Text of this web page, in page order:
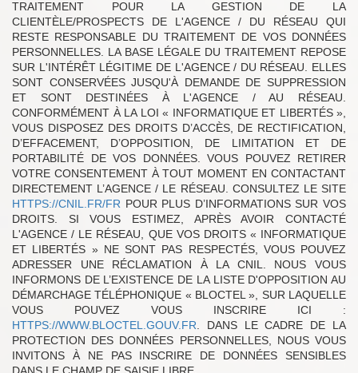
TRAITEMENT POUR LA GESTION DE LA
CLIENTÈLE/PROSPECTS DE L'AGENCE / DU RÉSEAU QUI
RESTE RESPONSABLE DU TRAITEMENT DE VOS DONNÉES
PERSONNELLES. LA BASE LÉGALE DU TRAITEMENT REPOSE
SUR L'INTÉRÊT LÉGITIME DE L'AGENCE / DU RÉSEAU. ELLES
SONT CONSERVÉES JUSQU'À DEMANDE DE SUPPRESSION
ET SONT DESTINÉES À L'AGENCE / AU RÉSEAU.
CONFORMÉMENT À LA LOI « INFORMATIQUE ET LIBERTÉS »,
VOUS DISPOSEZ DES DROITS D’ACCÈS, DE RECTIFICATION,
D’EFFACEMENT, D’OPPOSITION, DE LIMITATION ET DE
PORTABILITÉ DE VOS DONNÉES. VOUS POUVEZ RETIRER
VOTRE CONSENTEMENT À TOUT MOMENT EN CONTACTANT
DIRECTEMENT L’AGENCE / LE RÉSEAU. CONSULTEZ LE SITE
HTTPS://CNIL.FR/FR POUR PLUS D’INFORMATIONS SUR VOS
DROITS. SI VOUS ESTIMEZ, APRÈS AVOIR CONTACTÉ
L'AGENCE / LE RÉSEAU, QUE VOS DROITS « INFORMATIQUE
ET LIBERTÉS » NE SONT PAS RESPECTÉS, VOUS POUVEZ
ADRESSER UNE RÉCLAMATION À LA CNIL. NOUS VOUS
INFORMONS DE L’EXISTENCE DE LA LISTE D'OPPOSITION AU
DÉMARCHAGE TÉLÉPHONIQUE « BLOCTEL », SUR LAQUELLE
VOUS POUVEZ VOUS INSCRIRE ICI :
HTTPS://WWW.BLOCTEL.GOUV.FR . DANS LE CADRE DE LA
PROTECTION DES DONNÉES PERSONNELLES, NOUS VOUS
INVITONS À NE PAS INSCRIRE DE DONNÉES SENSIBLES
DANS LE CHAMP DE SAISIE LIBRE.